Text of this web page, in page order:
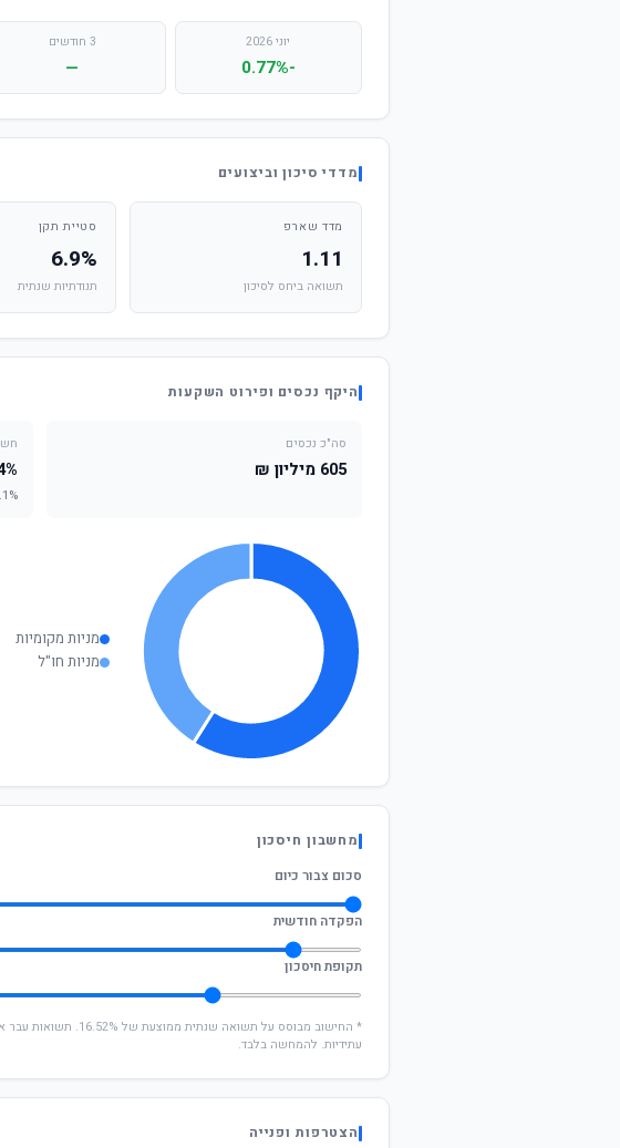
יוני 2026
-0.77%
3 חודשים
—
מדדי סיכון וביצועים
מדד שארפ
1.11
תשואה ביחס לסיכון
סטיית תקן
6.9%
תנודתיות שנתית
היקף נכסים ופירוט השקעות
סה"כ נכסים
605 מיליון ₪
52.1%
מניות מקומיות
מניות חו"ל
מחשבון חיסכון
סכום צבור כיום
הפקדה חודשית
תקופת חיסכון
* החישוב מבוסס על תשואה שנתית
עתידיות. להמחשה בלבד.
הצטרפות ופנייה